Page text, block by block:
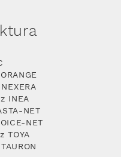
INEA
NET
NET
TOYA